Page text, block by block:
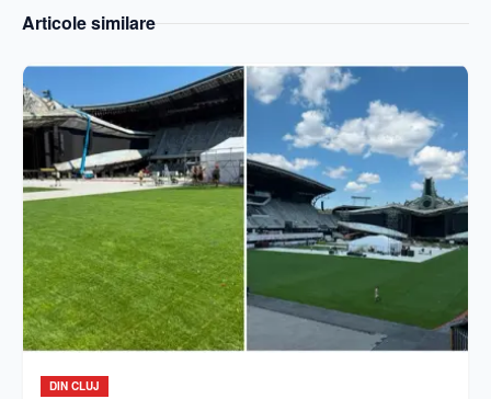
Articole similare
DIN CLUJ